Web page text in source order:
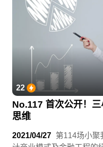
到了！为了庆祝这个里程
尾牙直接办在VIP包厢内
22
No.117 首次公开！
思维
2021/04/27 第114场小聚